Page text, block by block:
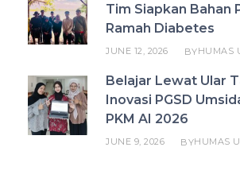
Tim Siapkan Bahan
Ramah Diabetes
JUNE 12, 2026 BYHUMAS
Belajar Lewat Ular
Inovasi PGSD
PKM AI 2026
JUNE 9, 2026 BYHUMAS